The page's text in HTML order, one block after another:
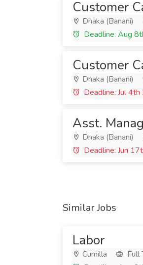
Customer
Dhaka (Banani)
Deadline: Aug
Customer
Dhaka (Banani)
Deadline: Jul
Asst.
Dhaka (Banani)
Deadline: Jun
Similar Jobs
Labor
Cumilla Full